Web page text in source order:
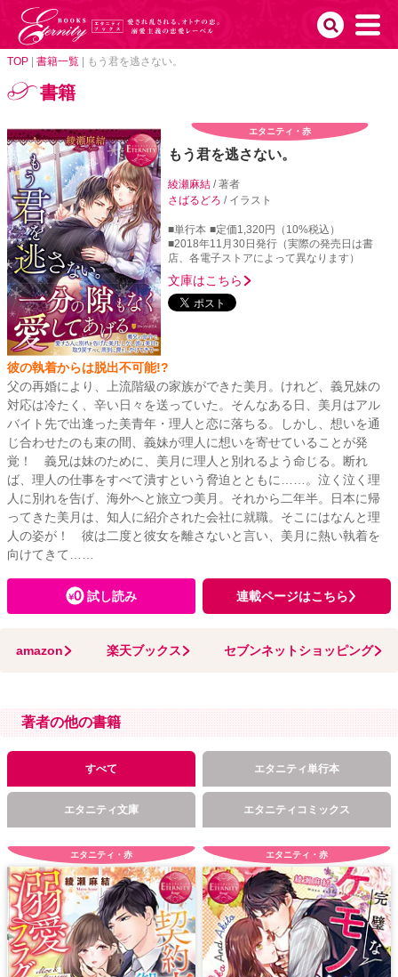
TOP 書籍一覧 もう君を逃さない。
書籍
エタニティ・赤
もう君を逃さない。
綾瀬麻結/ 著者
さばるどろ / イラスト
■単行本 ■定価1,320円（10%税込）
■2018年11月30日発行（実際の発売日は書
店、各電子ストアによって異なります）
文庫はこちら
彼の執着からは脱出不可能!?
父の再婚により、上流階級の家族ができた美月。けれど、義兄妹の
対応は冷たく、辛い日々を送っていた。そんなある日、美月はアル
バイト先で出逢った美青年・理人と恋に落ちる。しかし、想いを通
じ合わせたのも束の間、義妹が理人に想いを寄せていることが発
覚！ 義兄は妹のために、美月に理人と別れるよう命じる。断れ
ば、理人の仕事をすべて潰すという脅迫とともに……。泣く泣く理
人に別れを告げ、海外へと旅立つ美月。それから二年半。日本に帰
ってきた美月は、知人に紹介された会社に就職。そこにはなんと理
人の姿が！ 彼は二度と彼女を離さないと言い、美月に熱い執着を
向けてきて……
試し読み 連載ページはこちら
amazon 楽天ブックス セブンネットショッピング
著者の他の書籍
すべて エタニティ単行本
エタニティ文庫 エタニティコミックス
エタニティ・赤 エタニティ・赤